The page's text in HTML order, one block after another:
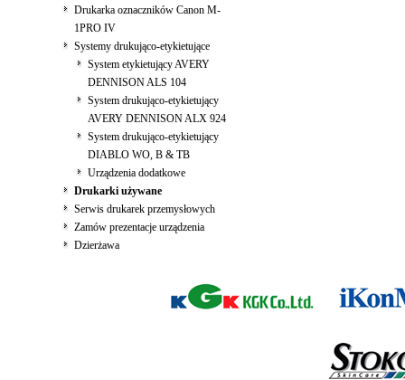
Drukarka oznaczników Canon M-
1PRO IV
Systemy drukująco-etykietujące
System etykietujący AVERY
DENNISON ALS 104
System drukująco-etykietujący
AVERY DENNISON ALX 924
System drukująco-etykietujący
DIABLO WO, B & TB
Urządzenia dodatkowe
Drukarki używane
Serwis drukarek przemysłowych
Zamów prezentacje urządzenia
Dzierżawa